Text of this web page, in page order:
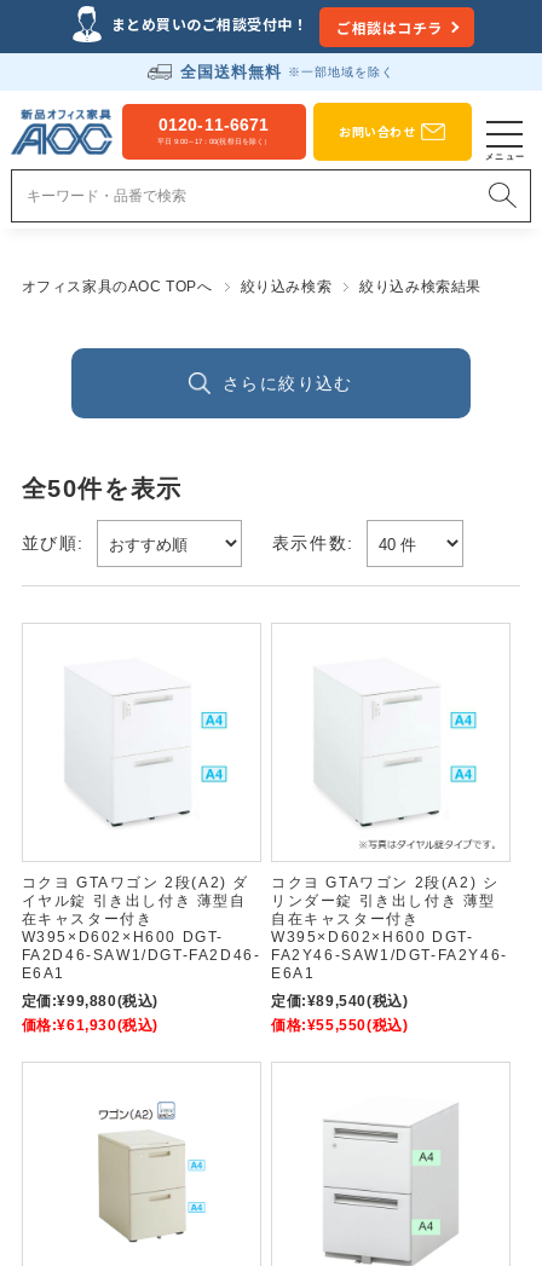
まとめ買いのご相談受付中！ ご相談はコチラ
全国送料無料 ※一部地域を除く
0120-11-6671
平日 9:00～17：00(祝祭日を除く）
お問い合わせ
オフィス家具のAOC TOPへ 絞り込み検索 絞り込み検索結果
さらに絞り込む
全50件を表示
並び順: 表示件数:
コクヨ GTAワゴン 2段(A2) ダ
イヤル錠 引き出し付き 薄型自
在キャスター付き
W395×D602×H600 DGT-
FA2D46-SAW1/DGT-FA2D46-
E6A1
定価:¥99,880(税込)
価格:¥61,930(税込)
コクヨ GTAワゴン 2段(A2) シ
リンダー錠 引き出し付き 薄型
自在キャスター付き
W395×D602×H600 DGT-
FA2Y46-SAW1/DGT-FA2Y46-
E6A1
定価:¥89,540(税込)
価格:¥55,550(税込)